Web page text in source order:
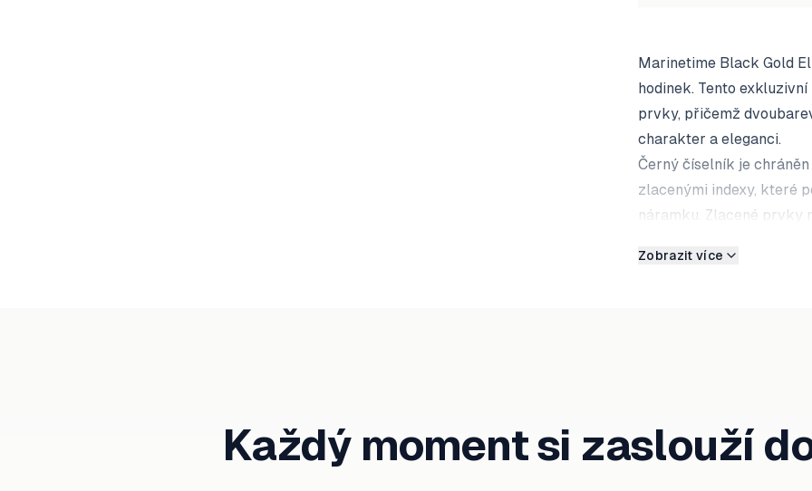
Marinetime Black Gold
hodinek. Tento
prvky, přičemž
charakter a eleganci.
Černý číselník je
zlacenými indexy, které
náramku. Zlacené prvky
Průhledný dekl
Zobrazit více
Každý moment si zaslouží